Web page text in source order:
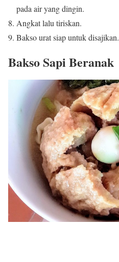
pada air yang dingin.
Angkat lalu tiriskan.
Bakso urat siap untuk disajikan.
Bakso Sapi Beranak